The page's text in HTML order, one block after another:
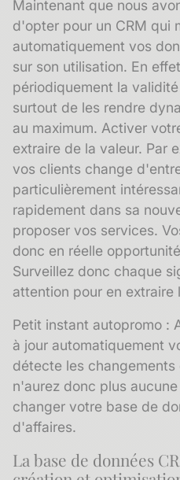
Maintenant que nous
d'opter pour un CRM qui
automatiquement vos
sur son utilisation. En
périodiquement la
surtout de les rendre
au maximum. Activer
extraire de la valeur. Par
vos clients change
particulièrement
rapidement dans sa
proposer vos services.
donc en réelle
Surveillez donc chaque
attention pour en extraire
Petit instant autopromo :
à jour automatiquement
détecte les
n'aurez donc plus
changer votre base de
d'affaires.
La base de données